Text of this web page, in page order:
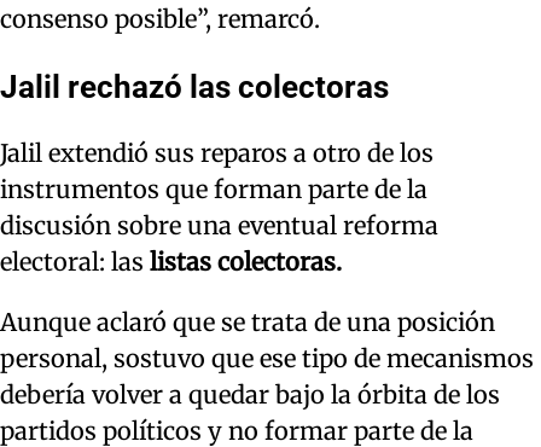
consenso posible”, remarcó.
Jalil rechazó las colectoras
Jalil extendió sus reparos a otro de los
instrumentos que forman parte de la
discusión sobre una eventual reforma
electoral: las listas colectoras.
Aunque aclaró que se trata de una posición
personal, sostuvo que ese tipo de mecanismos
debería volver a quedar bajo la órbita de los
partidos políticos y no formar parte de la